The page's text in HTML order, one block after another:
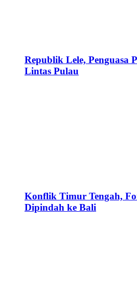
Republik Lele, Penguasa
Lintas Pulau
Konflik Timur Tengah,
Dipindah ke Bali